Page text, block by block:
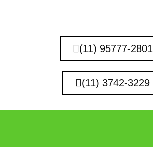
(11) 95777-2801
(11) 3742-3229